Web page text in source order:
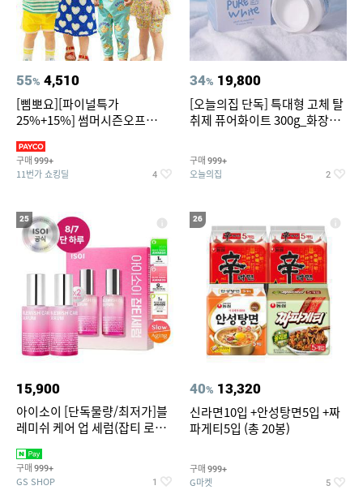
55% 4,510
[삠뽀요][파이널특가
25%+15%] 썸머시즌오프
영복/티셔츠/
구매 999+
11번가 쇼킹딜 4
34% 19,800
[오늘의집 단독] 특대형 고체 탈
취제 퓨어화이트 300g_화장실
구매 999+
오늘의집 2
25
15,900
아이소이 [단독물량/최저가]블
레미쉬 케어 업 세럼(잡티 로즈
2027-04-24)
구매 999+
GS SHOP 1
26
40% 13,320
신라면10입 +안성탕면5입 +짜
파게티5입 (총 20봉)
구매 999+
G마켓 5